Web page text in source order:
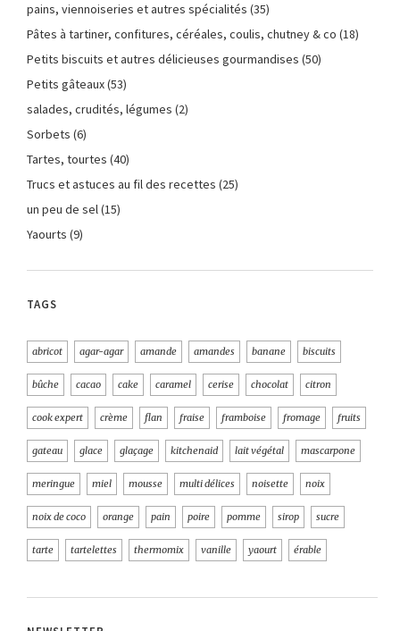
pains, viennoiseries et autres spécialités (35)
Pâtes à tartiner, confitures, céréales, coulis, chutney & co (18)
Petits biscuits et autres délicieuses gourmandises (50)
Petits gâteaux(53)
salades, crudités, légumes (2)
Sorbets (6)
Tartes, tourtes (40)
Trucs et astuces au fil des recettes (25)
un peu de sel(15)
Yaourts (9)
TAGS
abricot agar-agar amande amandes banane biscuits
bûche cacao cake caramel cerise chocolat citron
cook expert crème flan fraise framboise fromage fruits
gateau glace glaçage kitchenaid lait végétal mascarpone
meringue miel mousse multi délices noisette noix
noix de coco orange pain poire pomme sirop sucre
tarte tartelettes thermomix vanille yaourt érable